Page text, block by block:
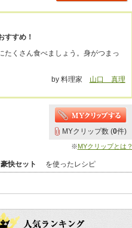
すすめ！
たくさん食べましょう。身がつまっ
by 料理家
山口 真理
MYクリップ数 (0件)
※MYクリップとは？
快セット を使ったレシピ